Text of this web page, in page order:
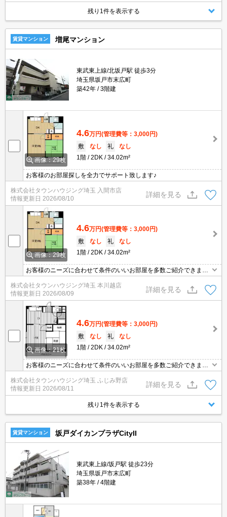
残り1件を表示する
賃貸マンション 増尾マンション
東武東上線/北坂戸駅 徒歩3分
埼玉県坂戸市末広町
築42年
3階建
画像：29枚
4.6万円(管理費等：3,000円)
敷
なし 礼
なし
1階
2DK 34.02m²
お客様のお部屋探しを全力でサポート致します♪
株式会社タウンハウジング埼玉 入間市店
情報更新日 2026/08/10
詳細を見る
画像：29枚
4.6万円(管理費等：3,000円)
敷
なし 礼
なし
1階
2DK 34.02m²
お客様のニーズに合わせて条件のいいお部屋を多数ご紹介できます♪
情報数No.1のタウンハウジングまで是非お問い合わせください！
株式会社タウンハウジング埼玉 本川越店
情報更新日 2026/08/09
詳細を見る
画像：21枚
4.6万円(管理費等：3,000円)
敷
なし 礼
なし
1階
2DK 34.02m²
お客様のニーズに合わせて条件のいいお部屋を多数ご紹介できます♪
情報数No.1のタウンハウジングまで是非お問い合わせください！
株式会社タウンハウジング埼玉 ふじみ野店
情報更新日 2026/08/11
詳細を見る
残り1件を表示する
賃貸マンション 坂戸ダイカンプラザCityII
東武東上線/坂戸駅 徒歩23分
埼玉県坂戸市末広町
築38年
4階建